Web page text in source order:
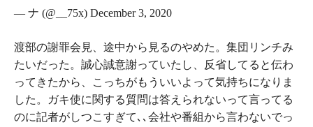
— ナ (@__75x) December 3, 2020
渡部の謝罪会見、途中から見るのやめた。集団リンチみ
たいだった。誠心誠意謝っていたし、反省してると伝わ
ってきたから、こっちがもういいよって気持ちになりま
した。ガキ使に関する質問は答えられないって言ってる
のに記者がしつこすぎて､､会社や番組から言わないでっ